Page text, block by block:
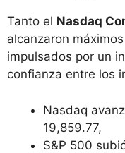
Tanto el Nasdaq
alcanzaron
impulsados por un
confianza entre los
Nasdaq
19,859.77,
S&P 500